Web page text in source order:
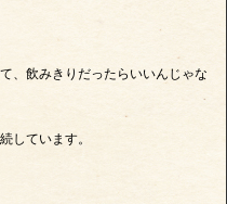
、飲みきりだったらいいんじゃな
しています。